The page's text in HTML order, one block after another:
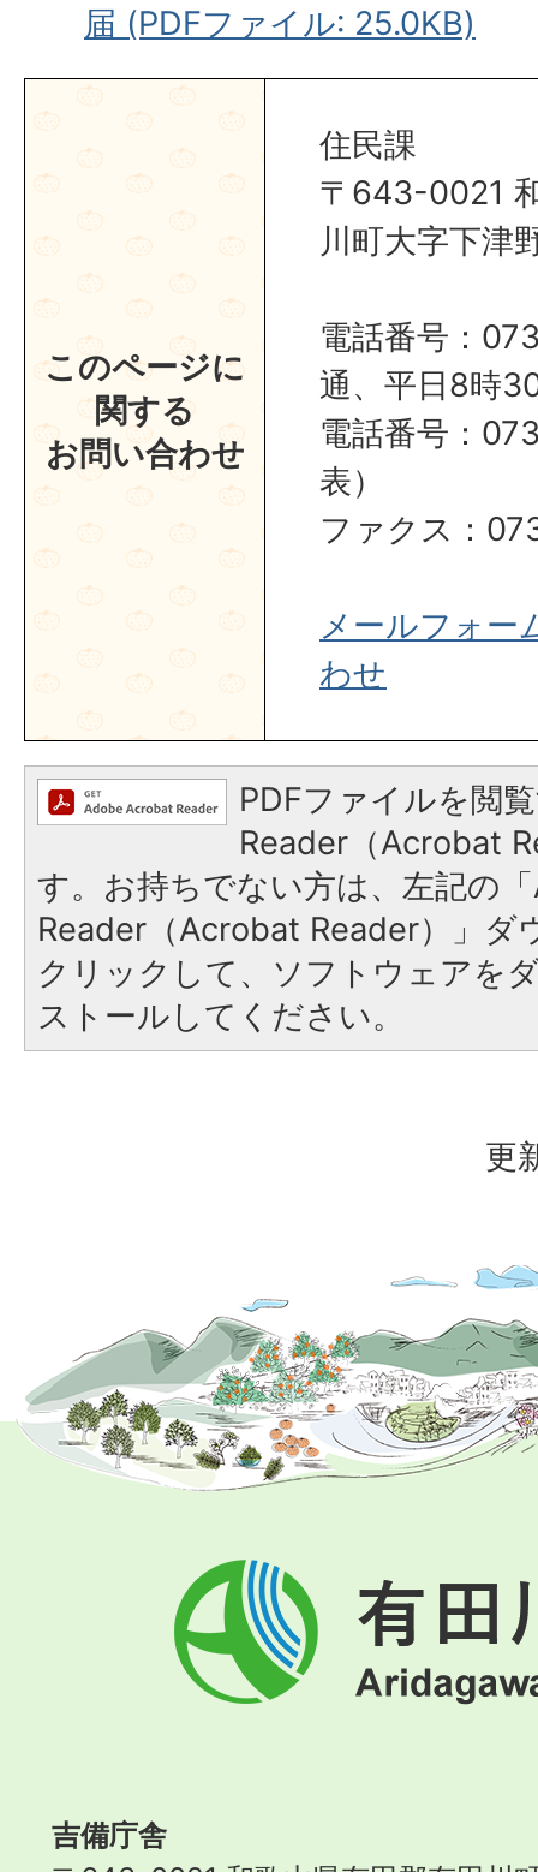
届 (PDFファイル: 25.0KB)
このページに
関する
お問い合わせ
住民課
〒643-0021
川町大字下津
電話番号：
通、平日8時
電話番号：
表）
ファクス：
メールフォー
わせ
PDFファイルを閲
Reader（Acrobat
す。お持ちでない方は、左記の
Reader（Acrobat Reader）」ダ
クリックして、ソフトウェアを
ストールしてください。
更
有
田
川
町
吉備庁舎